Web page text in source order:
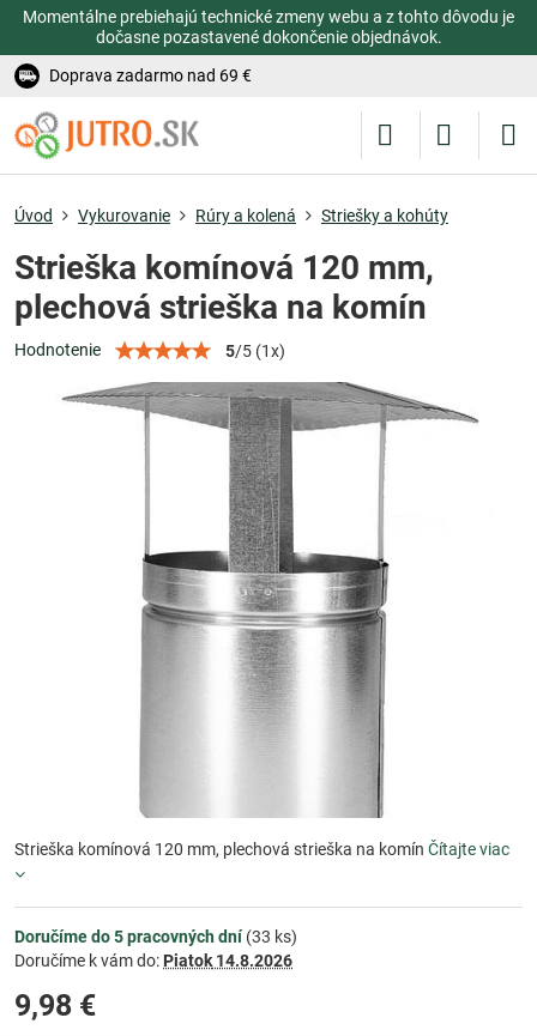
Momentálne prebiehajú technické zmeny webu a z tohto dôvodu je
dočasne pozastavené dokončenie objednávok.
Doprava zadarmo nad 69 €
Úvod Vykurovanie Rúry a kolená Striešky a kohúty
Strieška komínová 120 mm,
plechová strieška na komín
Hodnotenie 5/5 (1x)
Strieška komínová 120 mm, plechová strieška na komín Čítajte viac
Doručíme do 5 pracovných dní(33 ks)
Doručíme k vám do: Piatok 14.8.2026
9,98 €